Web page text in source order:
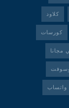
كلاود
كورسات
مجانا
واتساب